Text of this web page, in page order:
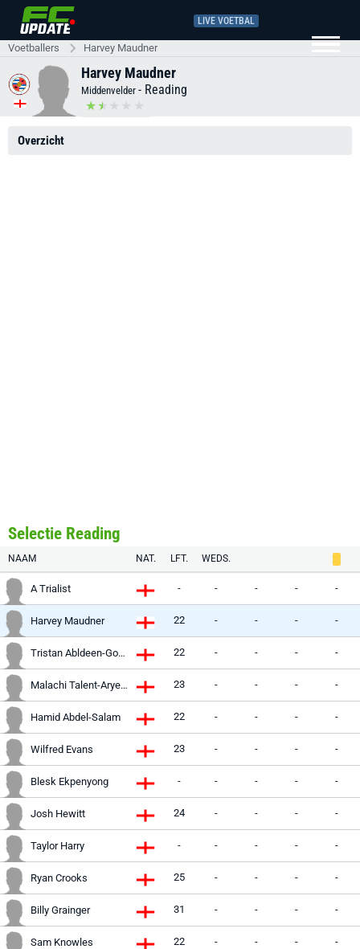
LIVE VOETBAL
Voetballers Harvey Maudner
Harvey Maudner
Middenvelder - Reading
Overzicht
Selectie Reading
NAAM NAT. LFT. WEDS.
A Trialist - - - - -
Harvey Maudner 22 - - - -
Tristan Abldeen-Goodridge 22 - - - -
Malachi Talent-Aryeetey 23 - - - -
Hamid Abdel-Salam 22 - - - -
Wilfred Evans 23 - - - -
Blesk Ekpenyong - - - - -
Josh Hewitt 24 - - - -
Taylor Harry - - - - -
Ryan Crooks 25 - - - -
Billy Grainger 31 - - - -
Sam Knowles 22 - - - -